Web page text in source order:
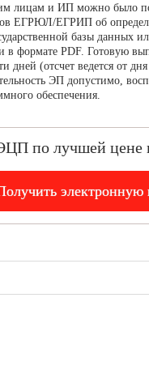
лицам и ИП можно было
ЕГРЮЛ/ЕГРИП об
базы данных
в формате PDF. Готовую
дней (отсчет ведется от
ЭП допустимо,
обеспечения.
по лучшей цене
электронную